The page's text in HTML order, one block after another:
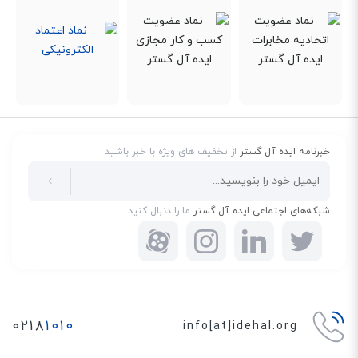
گیگاهرتز پشتیبانی می‌کند و تا ۹۰٪ سریع‌تر از نسل قبل عمل می‌کند. سرعت
بی‌سیم تا ۵۷۴ مگابیت بر ثانیه، پوشش قوی‌تر و پایداری بهتر در هنگام اتصال چند
وسیع‌تری فراهم می‌کنند.
بدنه‌ی آلومینیومی دستگاه به‌گونه‌ای طراحی شده که خود نقش هیت‌سینک را ایفا
می‌کند. این ساختار باعث دفع مؤثر گرما و افزایش طول عمر دستگاه می‌شود.
طراحی آن مشابه سری RB5009 است و با کیت مخصوص می‌توان تا چهار دستگاه را
در یک یونیت رک (1U) نصب کرد — ایده‌آل برای محیط‌های حرفه‌ای و دیتاسنترها.
پردازشی روی CPU و بدون افت سرعت منتقل شود. این ویژگی برای کسب‌وکارهایی
که به ارتباطات امن بین شعب یا کاربران راه‌دور نیاز دارند، حیاتی است.
خبرنامه ایده آل گستراز تخفیف های ویژه با خبر باشید
شبکه‌های اجتماعی ایده آل گسترما را دنبال کنید
info[at]idehal.org ۰۲۱۸۱۰۱۰